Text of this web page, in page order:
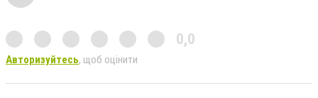
0,0
Авторизуйтесь, щоб оцінити